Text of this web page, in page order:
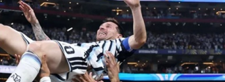
LAGARTIJA MAGALLÁNICA, EL
TIERRA DEL FUEGO